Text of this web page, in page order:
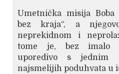
Umetnička misija
bez kraja“, a
neprekidnom i
tome je, bez imalo
uporedivo s jednim
najsmelijih poduhvata u